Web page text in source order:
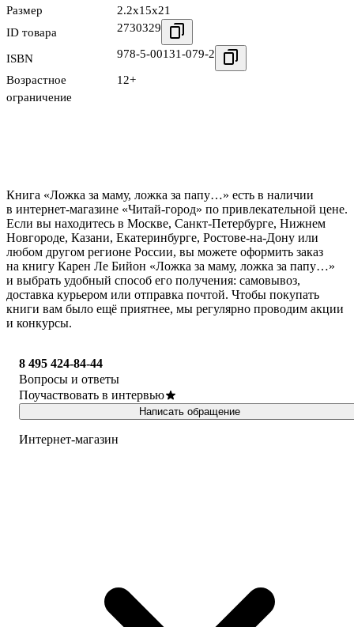
Размер
2.2x15x21
ID товара
2730329
ISBN 978-5-00131-079-2
Возрастное
ограничение
12+
Книга «Ложка за маму, ложка за папу…» есть в наличии
в интернет-магазине «Читай-город» по привлекательной цене.
Если вы находитесь в Москве, Санкт-Петербурге, Нижнем
Новгороде, Казани, Екатеринбурге, Ростове-на-Дону или
любом другом регионе России, вы можете оформить заказ
на книгу Карен Ле Бийон «Ложка за маму, ложка за папу…»
и выбрать удобный способ его получения: самовывоз,
доставка курьером или отправка почтой. Чтобы покупать
книги вам было ещё приятнее, мы регулярно проводим акции
и конкурсы.
8 495 424-84-44
Вопросы и ответы
Поучаствовать в интервью
Написать обращение
Интернет-магазин